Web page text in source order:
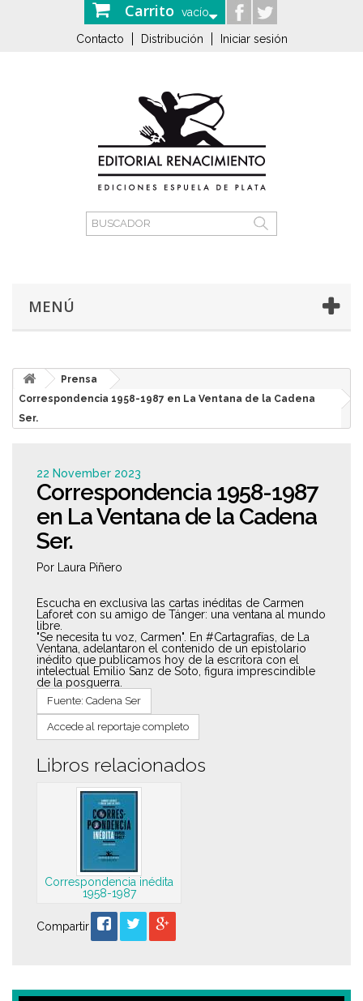
Carrito vacío
Contacto Distribución Iniciar sesión
MENÚ
Prensa
Correspondencia 1958-1987 en La Ventana de la Cadena
Ser.
22 November 2023
Correspondencia 1958-1987
en La Ventana de la Cadena
Ser.
Por Laura Piñero
Escucha en exclusiva las cartas inéditas de Carmen
Laforet con su amigo de Tánger: una ventana al mundo
libre.
"Se necesita tu voz, Carmen". En #Cartagrafías, de La
Ventana, adelantaron el contenido de un epistolario
inédito que publicamos hoy de la escritora con el
intelectual Emilio Sanz de Soto, figura imprescindible
de la posguerra.
Fuente: Cadena Ser
Accede al reportaje completo
Libros relacionados
Correspondencia inédita
1958-1987
Compartir